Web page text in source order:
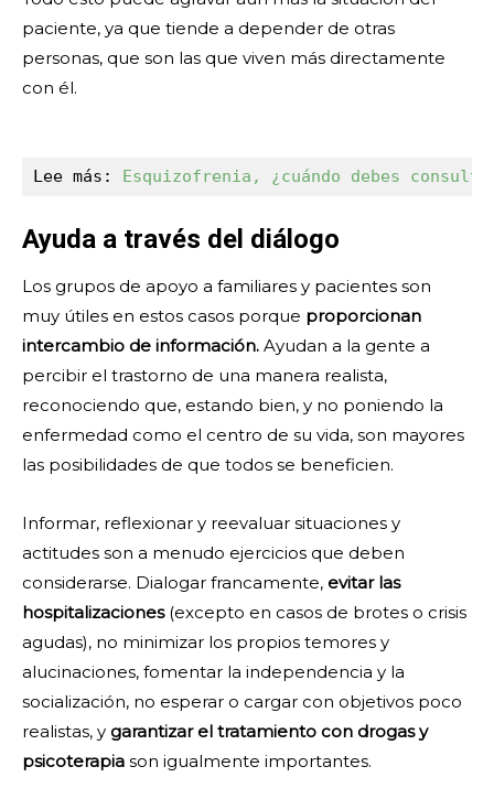
paciente, ya que tiende a depender de otras
personas, que son las que viven más directamente
con él.
Lee más: Esquizofrenia, ¿cuándo debes
Ayuda a través del diálogo
Los grupos de apoyo a familiares y pacientes son
muy útiles en estos casos porque proporcionan
intercambio de información. Ayudan a la gente a
percibir el trastorno de una manera realista,
reconociendo que, estando bien, y no poniendo la
enfermedad como el centro de su vida, son mayores
las posibilidades de que todos se beneficien.
Informar, reflexionar y reevaluar situaciones y
actitudes son a menudo ejercicios que deben
considerarse. Dialogar francamente, evitar las
hospitalizaciones(excepto en casos de brotes o crisis
agudas), no minimizar los propios temores y
alucinaciones, fomentar la independencia y la
socialización, no esperar o cargar con objetivos poco
realistas, y garantizar el tratamiento con drogas y
psicoterapia son igualmente importantes.